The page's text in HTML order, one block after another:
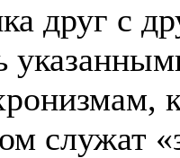
друг с
служат